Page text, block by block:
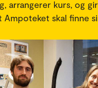
arrangerer kurs, og
Ampoteket skal finne